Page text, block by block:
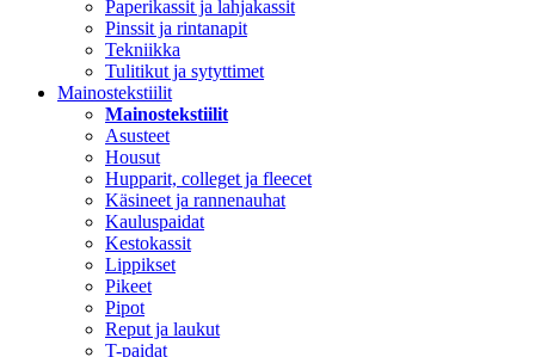
Paperikassit ja lahjakassit
Pinssit ja rintanapit
Tekniikka
Tulitikut ja sytyttimet
Mainostekstiilit
Mainostekstiilit
Asusteet
Housut
Hupparit, colleget ja fleecet
Käsineet ja rannenauhat
Kauluspaidat
Kestokassit
Lippikset
Pikeet
Pipot
Reput ja laukut
T-paidat